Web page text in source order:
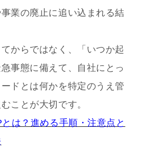
業の廃止に追い込まれる結
からではなく、「いつか起
事態に備えて、自社にとっ
ドとは何かを特定のうえ管
ことが大切です。
とは？進める手順・注意点と